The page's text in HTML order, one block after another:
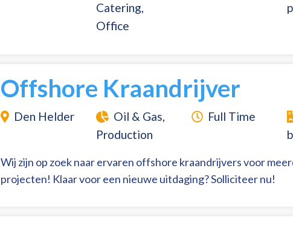
Catering,
Office
Offshore Kraandrijver
Den Helder
Oil & Gas,
Production
Full Time
Wij zijn op zoek naar ervaren offshore kraandrijvers voor
projecten! Klaar voor een nieuwe uitdaging? Solliciteer nu!